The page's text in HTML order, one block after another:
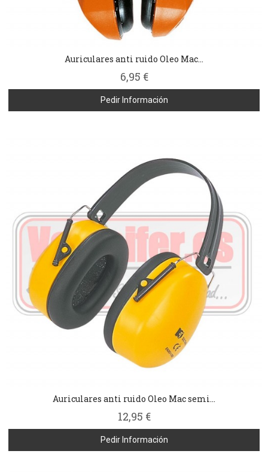
Auriculares anti ruido Oleo Mac...
6,95 €
Pedir Información
Auriculares anti ruido Oleo Mac semi...
12,95 €
Pedir Información